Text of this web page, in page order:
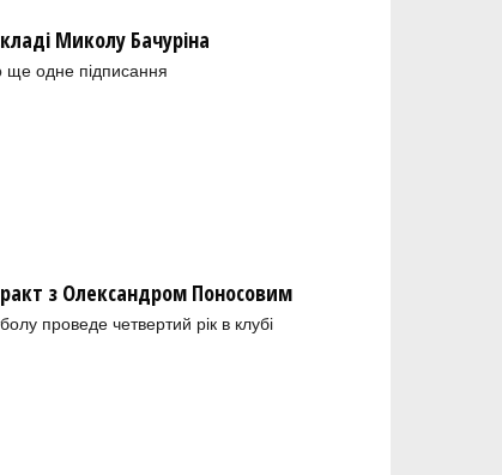
Миколу Бачуріна
ще одне підписання
з Олександром Поносовим
проведе четвертий рік в клубі